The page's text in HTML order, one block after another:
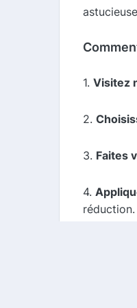
1. Visitez
2.
3. Faites
4.
réduction.